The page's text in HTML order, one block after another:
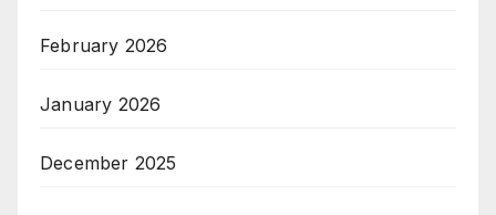
February 2026
January 2026
December 2025